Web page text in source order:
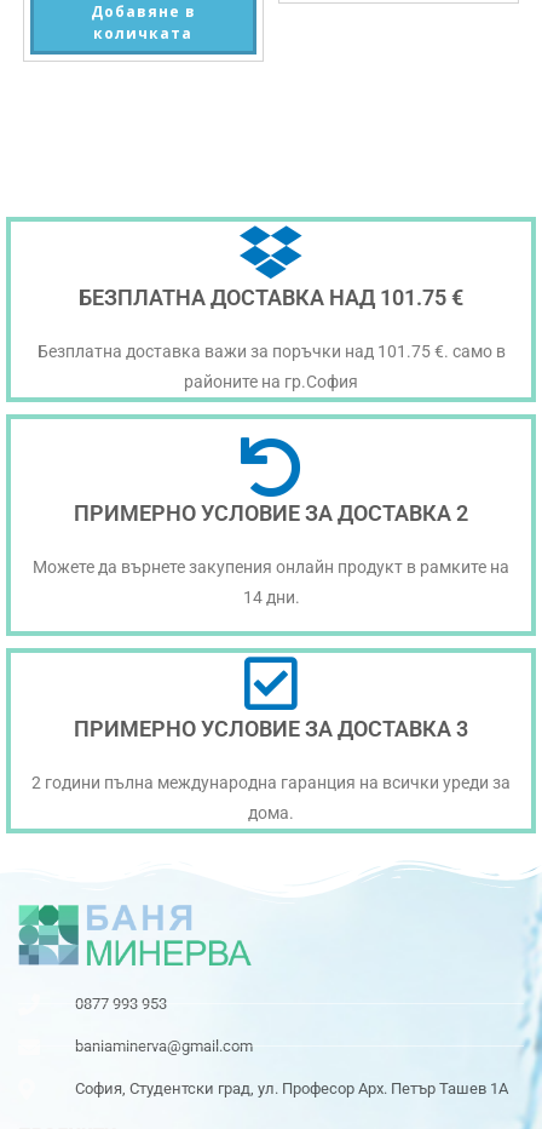
Добавяне в
количката
БЕЗПЛАТНА ДОСТАВКА НАД 101.75 €
Безплатна доставка важи за поръчки над 101.75 €. само в
районите на гр.София
ПРИМЕРНО УСЛОВИЕ ЗА ДОСТАВКА 2
Можете да върнете закупения онлайн продукт в рамките на
14 дни.
ПРИМЕРНО УСЛОВИЕ ЗА ДОСТАВКА 3
2 години пълна международна гаранция на всички уреди за
дома.
0877 993 953
baniaminerva@gmail.com
София, Студентски град, ул. Професор Арх. Петър Ташев 1А